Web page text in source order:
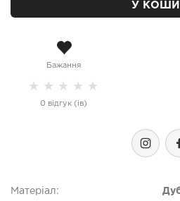
У
Бажання
★ ★ ★ ★ ★
0 відгук (ів)
Матеріал: